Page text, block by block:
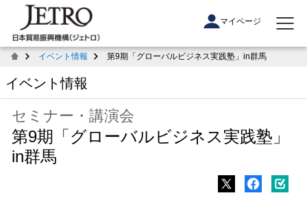
マイページ
イベント情報 第9期「グローバルビジネス実践塾」in群馬
イベント情報
セミナー・講演会
第9期「グローバルビジネス実践塾」
in群馬